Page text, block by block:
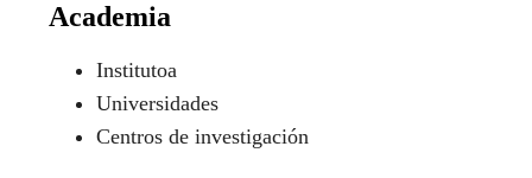
Academia
Institutoa
Universidades
Centros de investigación